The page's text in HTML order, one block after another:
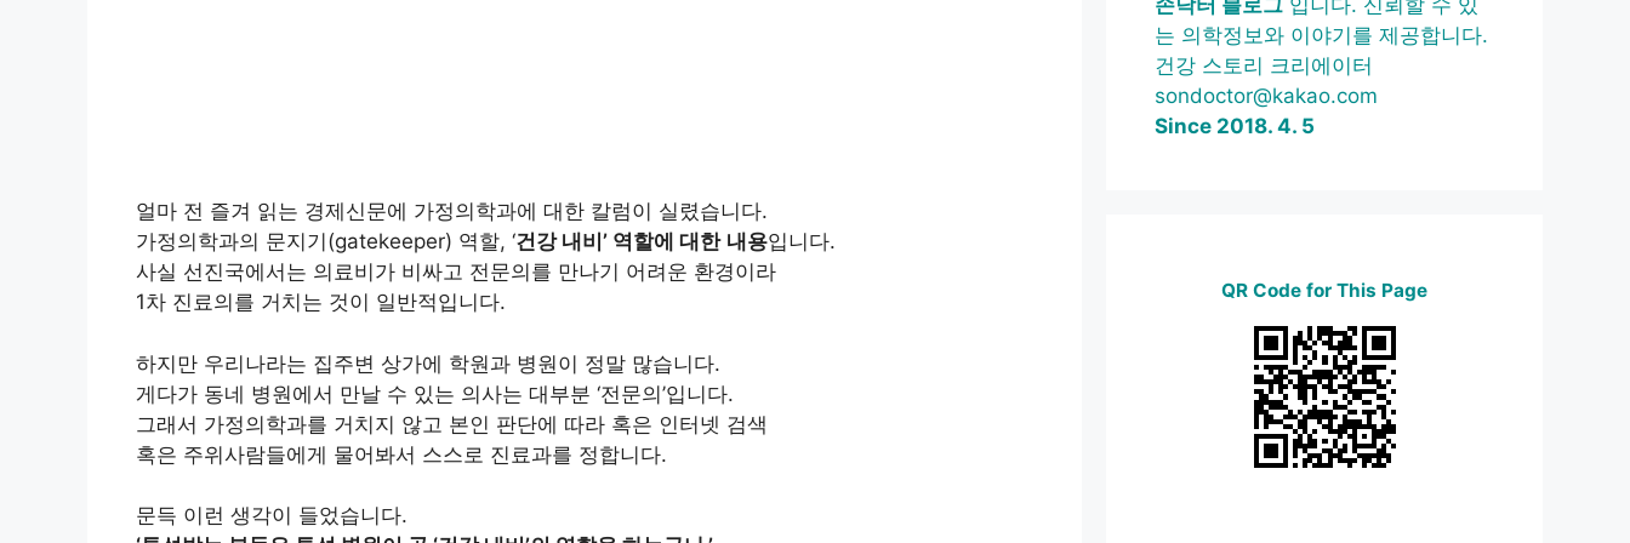
얼마 전 즐겨 읽는 경제신문에 가정의학과에 대한 칼럼이 실렸습니다.
가정의학과의 문지기(gatekeeper) 역할, ‘건강 내비’ 역할에 대한 내용입니다.
사실 선진국에서는 의료비가 비싸고 전문의를 만나기 어려운 환경이라
1차 진료의를 거치는 것이 일반적입니다.
하지만 우리나라는 집주변 상가에 학원과 병원이 정말 많습니다.
게다가 동네 병원에서 만날 수 있는 의사는 대부분 ‘전문의’입니다.
그래서 가정의학과를 거치지 않고 본인 판단에 따라 혹은 인터넷 검색
혹은 주위사람들에게 물어봐서 스스로 진료과를 정합니다.
문득 이런 생각이 들었습니다.
는 의학정보와 이야기를 제공합니다.
건강 스토리 크리에이터
sondoctor@kakao.com
Since 2018. 4. 5
QR Code for This Page